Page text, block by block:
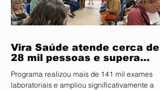
com o PL, registrou às 19h37 uma ata com
Marcelo Maluf (Novo) na vaga. No entanto, às
22h55, o PL apresentou uma nova
Vira Saúde atende cerca de
28 mil pessoas e supera
laboratoriais em Primavera
Programa realizou mais de 141 mil exames
laboratoriais e ampliou significativamente a